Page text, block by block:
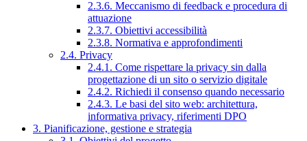
2.3.6. Meccanismo di feedback e procedura di
attuazione
2.3.7. Obiettivi accessibilità
2.3.8. Normativa e approfondimenti
2.4. Privacy
2.4.1. Come rispettare la privacy sin dalla
progettazione di un sito o servizio digitale
2.4.2. Richiedi il consenso quando necessario
2.4.3. Le basi del sito web: architettura,
informativa privacy, riferimenti DPO
3. Pianificazione, gestione e strategia